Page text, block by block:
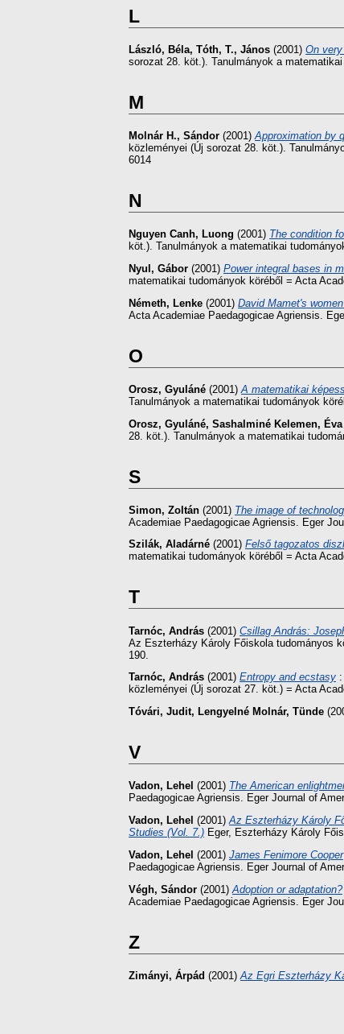
L
László, Béla, Tóth, T., János (2001) On
sorozat 28. köt.). Tanulmányok a
M
Molnár H., Sándor (2001) Approximation by
közleményei (Új sorozat 28. köt.).
6014
N
Nguyen Canh, Luong (2001) The condition
köt.). Tanulmányok a matematikai
Nyul, Gábor (2001) Power integral bases in
matematikai tudományok köréből = Acta
Németh, Lenke (2001) David Mamet's
Acta Academiae Paedagogicae Agriensis.
O
Orosz, Gyuláné (2001) A matematikai
Tanulmányok a matematikai tudományok
Orosz, Gyuláné, Sashalminé Kelemen, Éva
28. köt.). Tanulmányok a matematikai
S
Simon, Zoltán (2001) The image of
Academiae Paedagogicae Agriensis. Eger
Szilák, Aladárné (2001) Felső tagozatos
matematikai tudományok köréből = Acta
T
Tarnóc, András (2001) Csillag András:
Az Eszterházy Károly Főiskola tudományos
190.
Tarnóc, András (2001) Entropy and ecstasy
közleményei (Új sorozat 27. köt.) = Acta
Tóvári, Judit, Lengyelné Molnár, Tünde
V
Vadon, Lehel (2001) The American
Paedagogicae Agriensis. Eger Journal of
Vadon, Lehel (2001)Az Eszterházy Károly
Studies (Vol. 7.) Eger, Eszterházy Károly
Vadon, Lehel (2001) James Fenimore Cooper
Paedagogicae Agriensis. Eger Journal of
Végh, Sándor (2001) Adoption or adaptation?
Academiae Paedagogicae Agriensis. Eger
Z
Zimányi, Árpád (2001) Az Egri Eszterházy